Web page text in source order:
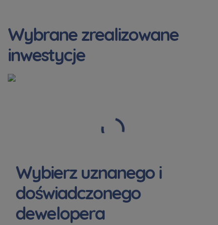
Wybrane zrealizowane
inwestycje
Wybierz uznanego i
doświadczonego
dewelopera